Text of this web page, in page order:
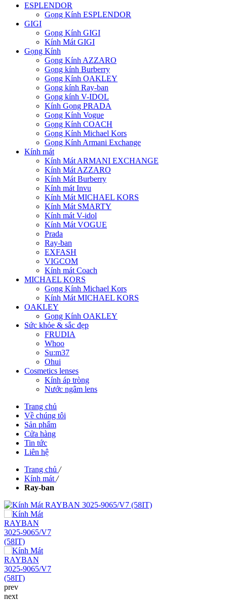
ESPLENDOR
Gọng Kính ESPLENDOR
GIGI
Gọng Kính GIGI
Kính Mát GIGI
Gọng Kính
Gọng Kính AZZARO
Gọng kính Burberry
Gọng Kính OAKLEY
Gọng kính Ray-ban
Gọng kính V-IDOL
Kính Gọng PRADA
Gọng Kính Vogue
Gọng Kính COACH
Gọng Kính Michael Kors
Gọng Kính Armani Exchange
Kính mát
Kính Mát ARMANI EXCHANGE
Kính Mát AZZARO
Kính Mát Burberry
Kính mát Invu
Kính Mát MICHAEL KORS
Kính Mát SMARTY
Kính mát V-idol
Kính Mát VOGUE
Prada
Ray-ban
EXFASH
VIGCOM
Kính mát Coach
MICHAEL KORS
Gọng Kính Michael Kors
Kính Mát MICHAEL KORS
OAKLEY
Gọng Kính OAKLEY
Sức khỏe & sắc đẹp
FRUDIA
Whoo
Su:m37
Ohui
Cosmetics lenses
Kính áp tròng
Nước ngâm lens
Trang chủ
Về chúng tôi
Sản phẩm
Cửa hàng
Tin tức
Liên hệ
Trang chủ /
Kính mát /
Ray-ban
prev
next